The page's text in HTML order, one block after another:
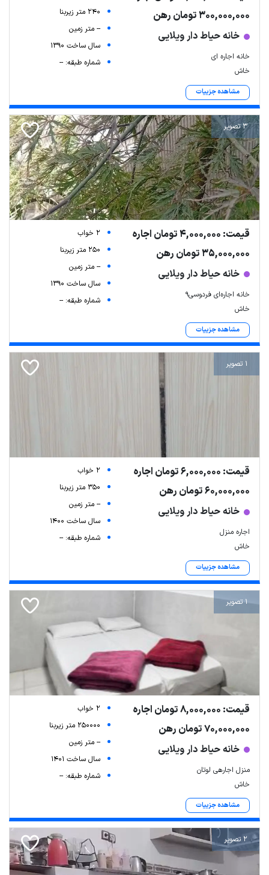
300,000,000 تومان رهن
خانه حیاط دار ویلایی
خانه اجاره ای
خاش
مشاهده جزییات
240 متر زیربنا
-- متر زمین
سال ساخت 1390
شماره طبقه: --
3 تصویر
قیمت: 4,000,000 تومان اجاره
35,000,000 تومان رهن
خانه حیاط دار ویلایی
خانه اجاره‌ای فردوسی9
خاش
مشاهده جزییات
2 خواب
250 متر زیربنا
-- متر زمین
سال ساخت 1390
شماره طبقه: --
1 تصویر
قیمت: 6,000,000 تومان اجاره
60,000,000 تومان رهن
خانه حیاط دار ویلایی
اجاره منزل
خاش
مشاهده جزییات
2 خواب
350 متر زیربنا
-- متر زمین
سال ساخت 1400
شماره طبقه: --
1 تصویر
قیمت: 8,000,000 تومان اجاره
70,000,000 تومان رهن
خانه حیاط دار ویلایی
منزل اجارهی لوتان
خاش
مشاهده جزییات
2 خواب
250000 متر زیربنا
-- متر زمین
سال ساخت 1401
شماره طبقه: --
2 تصویر